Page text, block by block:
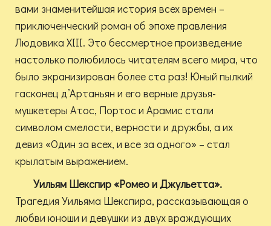
вами знаменитейшая история всех времен –
приключенческий роман об эпохе правления
Людовика XIII. Это бессмертное произведение
настолько полюбилось читателям всего мира, что
было экранизирован более ста раз! Юный пылкий
гасконец д’Артаньян и его верные друзья-
мушкетеры Атос, Портос и Арамис стали
символом смелости, верности и дружбы, а их
девиз «Один за всех, и все за одного» – стал
крылатым выражением.
Уильям Шекспир «Ромео и Джульетта».
Трагедия Уильяма Шекспира, рассказывающая о
любви юноши и девушки из двух враждующих